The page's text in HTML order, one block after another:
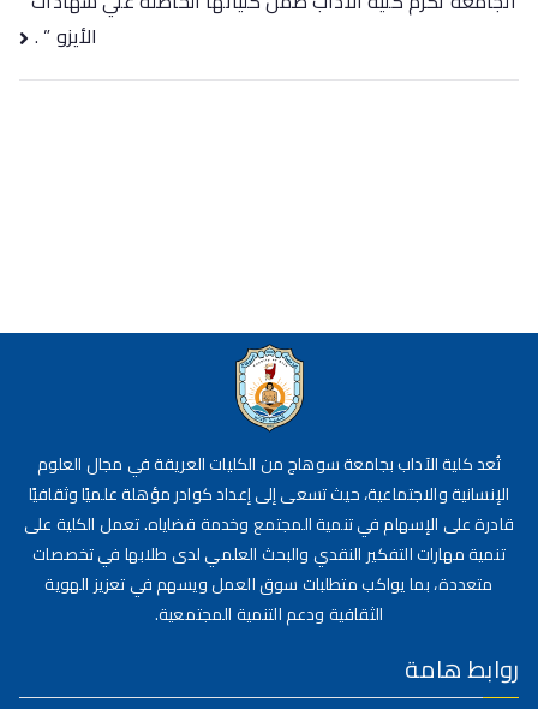
الأيزو ” .
تُعد كلية الآداب بجامعة سوهاج من الكليات العريقة في مجال العلوم
الإنسانية والاجتماعية، حيث تسعى إلى إعداد كوادر مؤهلة علميًا وثقافيًا
قادرة على الإسهام في تنمية المجتمع وخدمة قضاياه. تعمل الكلية على
تنمية مهارات التفكير النقدي والبحث العلمي لدى طلابها في تخصصات
متعددة، بما يواكب متطلبات سوق العمل ويسهم في تعزيز الهوية
الثقافية ودعم التنمية المجتمعية.
روابط هامة